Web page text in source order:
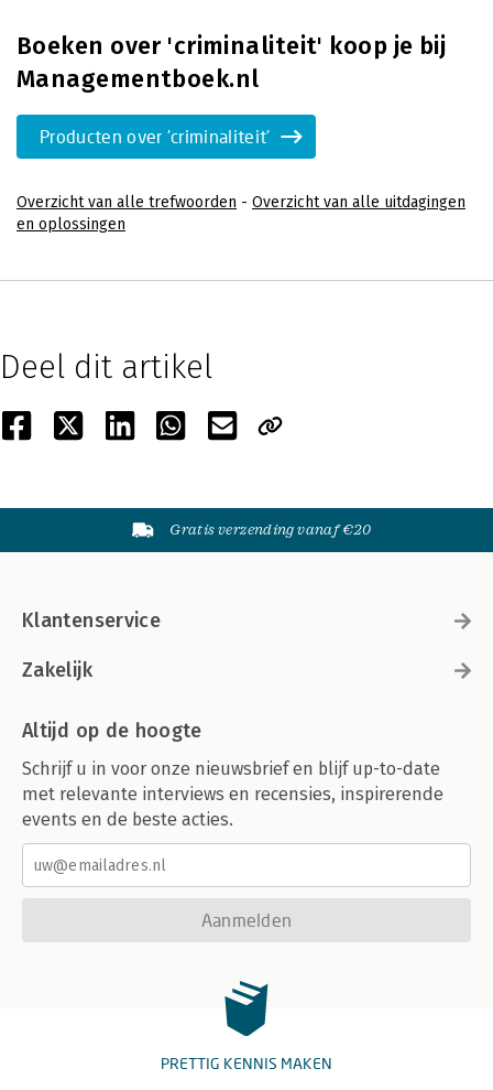
Boeken over 'criminaliteit' koop je bij
Managementboek.nl
Producten over 'criminaliteit'
Overzicht van alle trefwoorden - Overzicht van alle uitdagingen
en oplossingen
Deel dit artikel
Gratis verzending vanaf €20
Klantenservice
Zakelijk
Altijd op de hoogte
Schrijf u in voor onze nieuwsbrief en blijf up-to-date
met relevante interviews en recensies, inspirerende
events en de beste acties.
Aanmelden
PRETTIG KENNIS MAKEN